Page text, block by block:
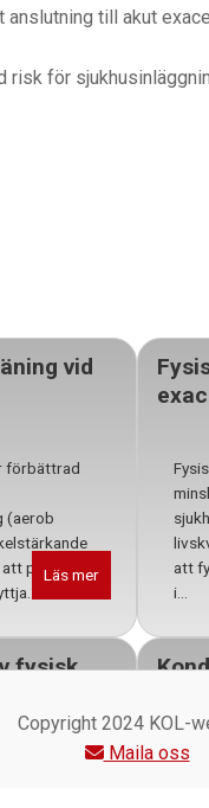
till akut
för
vid
förbättrad
(aerob
personer
Läs mer
att
i...
fysisk
Copyright 2024 KOL-
Maila oss